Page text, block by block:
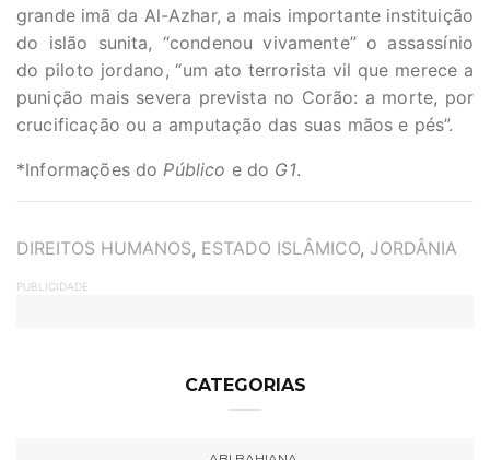
grande imã da Al-Azhar, a mais importante instituição
do islão sunita, “condenou vivamente” o assassínio
do piloto jordano, “um ato terrorista vil que merece a
punição mais severa prevista no Corão: a morte, por
crucificação ou a amputação das suas mãos e pés”.
*Informações doPúblico e do G1.
TAGS
DIREITOS HUMANOS, ESTADO ISLÂMICO, JORDÂNIA
PUBLICIDADE
CATEGORIAS